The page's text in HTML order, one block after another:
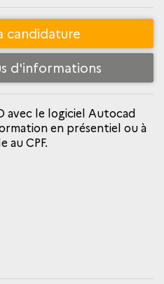
candidature
d'informations
en présentiel ou à
au CPF.